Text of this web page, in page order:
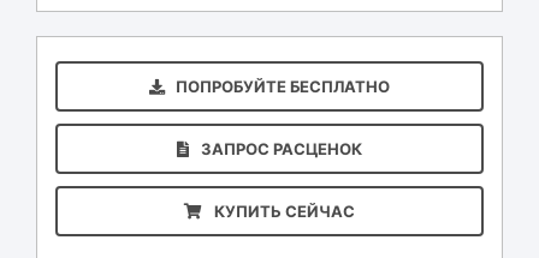
ПОПРОБУЙТЕ БЕСПЛАТНО
ЗАПРОС РАСЦЕНОК
КУПИТЬ СЕЙЧАС